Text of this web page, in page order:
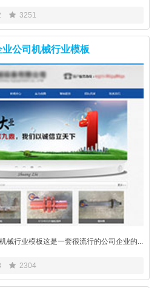
3251
公司机械行业模板
械行业模板这是一套很流行的公司企业的...
2304